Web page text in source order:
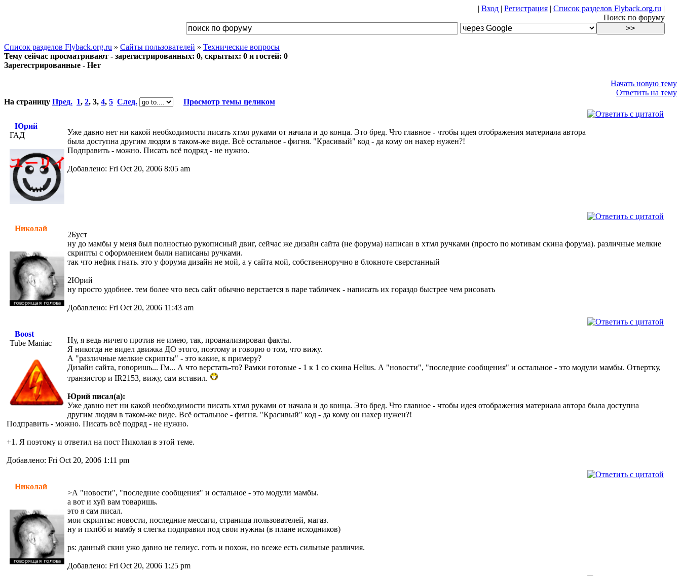
| Вход| Регистрация| Список разделов Flyback.org.ru |
Поиск по форуму
Список разделов Flyback.org.ru » Сайты пользователей » Технические вопросы
Тему сейчас просматривают - зарегистрированных: 0, скрытых: 0 и гостей: 0
Зарегестрированные - Нет
Начать новую тему
Ответить на тему
На страницу Пред. 1, 2, 3, 4, 5 След. Просмотр темы целиком
Юрий
ГАД
Уже давно нет ни какой необходимости писать хтмл руками от начала и до конца. Это бред. Что главное - чтобы идея отображения материала автора
была доступна другим людям в таком-же виде. Всё остальное - фигня. "Красивый" код - да кому он нахер нужен?!
Подправить - можно. Писать всё подряд - не нужно.
Добавлено: Fri Oct 20, 2006 8:05 am
Николай
2Буст
ну до мамбы у меня был полностью рукописный двиг, сейчас же дизайн сайта (не форума) написан в хтмл ручками (просто по мотивам скина форума). различные мелкие
скрипты с оформлением были написаны ручками.
так что нефик гнать. это у форума дизайн не мой, а у сайта мой, собственноручно в блокноте сверстанный
2Юрий
ну просто удобнее. тем более что весь сайт обычно верстается в паре табличек - написать их гораздо быстрее чем рисовать
Добавлено: Fri Oct 20, 2006 11:43 am
Boost
Tube Maniac
Ну, я ведь ничего против не имею, так, проанализировал факты.
Я никогда не видел движка ДО этого, поэтому и говорю о том, что вижу.
А "различные мелкие скрипты" - это какие, к примеру?
Дизайн сайта, говоришь... Гм... А что верстать-то? Рамки готовые - 1 к 1 со скина Helius. А "новости", "последние сообщения" и остальное - это модули мамбы. Отвертку,
транзистор и IR2153, вижу, сам вставил.
Юрий писал(а):
Уже давно нет ни какой необходимости писать хтмл руками от начала и до конца. Это бред. Что главное - чтобы идея отображения материала автора была доступна
другим людям в таком-же виде. Всё остальное - фигня. "Красивый" код - да кому он нахер нужен?!
Подправить - можно. Писать всё подряд - не нужно.
+1. Я поэтому и ответил на пост Николая в этой теме.
Добавлено: Fri Oct 20, 2006 1:11 pm
Николай
>А "новости", "последние сообщения" и остальное - это модули мамбы.
а вот и хуй вам товаришь.
это я сам писал.
мои скрипты: новости, последние мессаги, страница пользователей, магаз.
ну и пхпбб и мамбу я слегка подправил под свои нужны (в плане исходников)
ps: данный скин ужо давно не гелиус. готь и похож, но всеже есть сильные различия.
Добавлено: Fri Oct 20, 2006 1:25 pm